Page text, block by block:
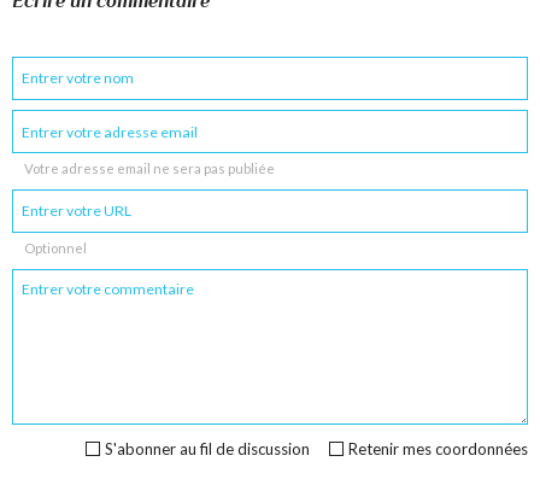
Votre adresse email ne sera pas publiée
Optionnel
Retenir mes coordonnées
S'abonner au fil de discussion